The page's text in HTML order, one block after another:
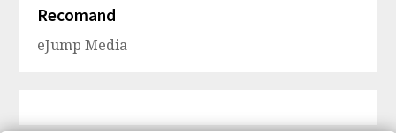
Recomand
eJump Media